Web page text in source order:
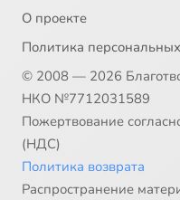
О проекте
Политика
© 2008 — 2026
НКО №7712031589
Пожертвование
(НДС)
Политика возврата
Распространение